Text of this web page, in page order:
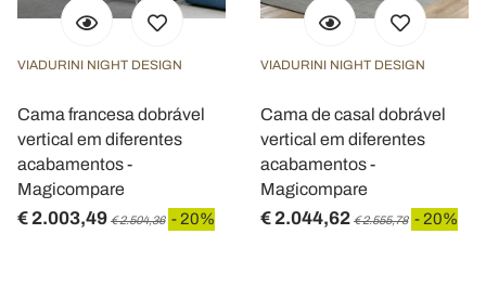
VIADURINI NIGHT DESIGN
Cama francesa dobrável
vertical em diferentes
acabamentos -
Magicompare
€ 2.003,49 € 2.504,36 - 20%
VIADURINI NIGHT DESIGN
Cama de casal dobrável
vertical em diferentes
acabamentos -
Magicompare
€ 2.044,62 € 2.555,78 - 20%